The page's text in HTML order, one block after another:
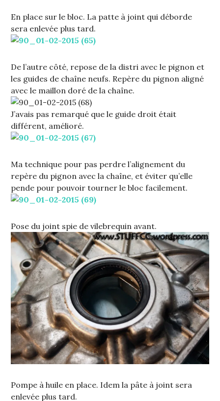
En place sur le bloc. La patte à joint qui déborde
sera enlevée plus tard.
De l’autre côté, repose de la distri avec le pignon et
les guides de chaîne neufs. Repère du pignon aligné
avec le maillon doré de la chaîne.
J’avais pas remarqué que le guide droit était
différent, amélioré.
Ma technique pour pas perdre l’alignement du
repère du pignon avec la chaîne, et éviter qu’elle
pende pour pouvoir tourner le bloc facilement.
Pose du joint spie de vilebrequin avant.
Pompe à huile en place. Idem la pâte à joint sera
enlevée plus tard.